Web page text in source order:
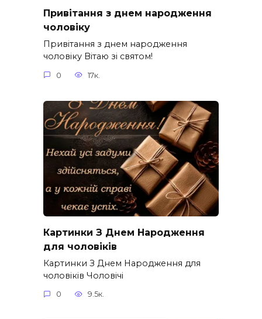
Привітання з днем народження
чоловіку
Привітання з днем народження
чоловіку Вітаю зі святом!
0 17к.
Картинки З Днем Народження
для чоловіків​
Картинки З Днем Народження для
чоловіків​ Чоловічі
0 9.5к.